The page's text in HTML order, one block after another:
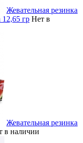
Жевательная резинка
12,65 гр Нет в
Жевательная резинка
в наличии